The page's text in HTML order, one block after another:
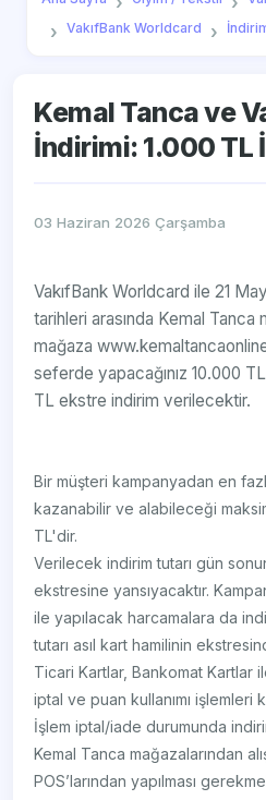
VakıfBank Worldcard
Kemal Tanca ve
İndirimi: 1.000 TL
03 Haziran 2026 Çarşamba
VakıfBank Worldcard ile 21
tarihleri arasında Kemal Tanca
mağaza
seferde yapacağınız 10.000
TL ekstre indirim verilecektir.
Bir müşteri kampanyadan en
kazanabilir ve alabileceği
TL'dir.
Verilecek indirim tutarı gün
ekstresine yansıyacaktır.
ile yapılacak harcamalara da
tutarı asıl kart hamilinin
Ticari Kartlar, Bankomat Kartlar
iptal ve puan kullanımı işlemleri
İşlem iptal/iade durumunda
Kemal Tanca mağazalarından
POS’larından yapılması